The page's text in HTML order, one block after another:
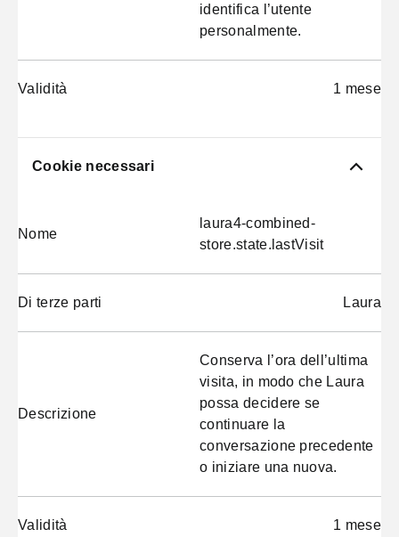
identifica l’utente
personalmente.
Validità 1 mese
Cookie necessari
Nome
laura4-combined-
store.state.lastVisit
Di terze parti Laura
Descrizione
Conserva l’ora dell’ultima
visita, in modo che Laura
possa decidere se
continuare la
conversazione precedente
o iniziare una nuova.
Validità 1 mese